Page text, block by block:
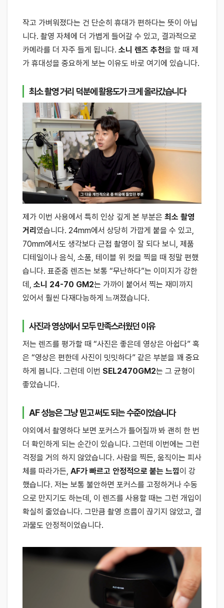
작고 가벼워졌다는 건 단순히 휴대가 편하다는 뜻이 아닙
니다. 촬영 자체에 더 가볍게 들어갈 수 있고, 결과적으로
카메라를 더 자주 들게 됩니다. 소니 렌즈 추천을 할 때 제
가 휴대성을 중요하게 보는 이유도 바로 여기에 있습니다.
최소 촬영 거리 덕분에 활용도가 크게 올라갔습니다
제가 이번 사용에서 특히 인상 깊게 본 부분은 최소 촬영
거리 였습니다. 24mm에서 상당히 가깝게 붙을 수 있고,
70mm에서도 생각보다 근접 촬영이 잘 되다 보니, 제품
디테일이나 음식, 소품, 테이블 위 컷을 찍을 때 정말 편했
습니다. 표준줌 렌즈는 보통 “무난하다”는 이미지가 강한
데, 소니 24-70 GM2는 가까이 붙어서 찍는 재미까지
있어서 훨씬 다재다능하게 느껴졌습니다.
사진과 영상에서 모두 만족스러웠던 이유
저는 렌즈를 평가할 때 “사진은 좋은데 영상은 아쉽다” 혹
은 “영상은 편한데 사진이 밋밋하다” 같은 부분을 꽤 중요
하게 봅니다. 그런데 이번 SEL2470GM2는 그 균형이
좋았습니다.
AF 성능은 그냥 믿고 써도 되는 수준이었습니다
야외에서 촬영하다 보면 포커스가 틀어질까 봐 괜히 한 번
더 확인하게 되는 순간이 있습니다. 그런데 이번에는 그런
걱정을 거의 하지 않았습니다. 사람을 찍든, 움직이는 피사
체를 따라가든, AF가 빠르고 안정적으로 붙는 느낌이 강
했습니다. 저는 보통 불안하면 포커스를 고정하거나 수동
으로 만지기도 하는데, 이 렌즈를 사용할 때는 그런 개입이
확실히 줄었습니다. 그만큼 촬영 흐름이 끊기지 않았고, 결
과물도 안정적이었습니다.